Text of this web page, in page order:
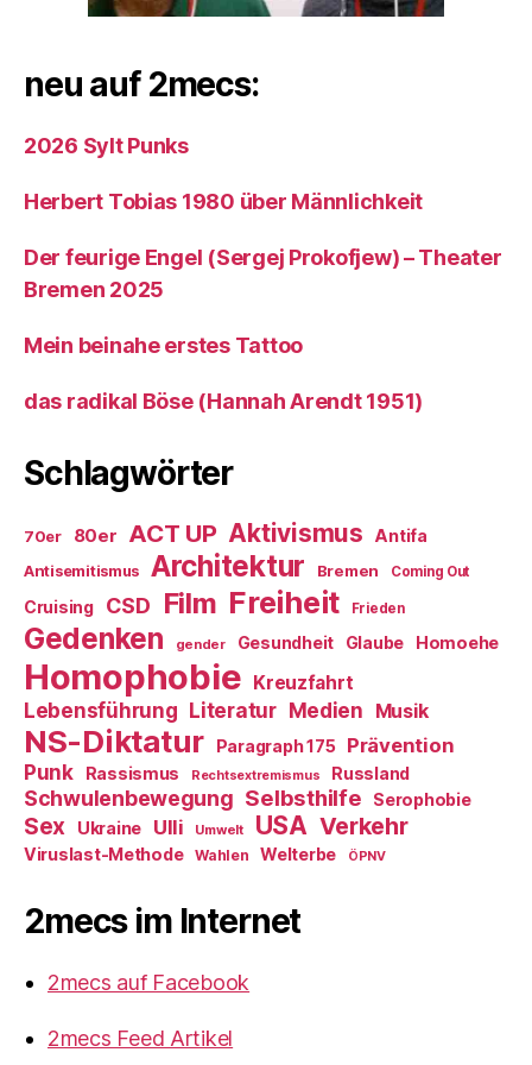
neu auf 2mecs:
2026 Sylt Punks
Herbert Tobias 1980 über Männlichkeit
Der feurige Engel (Sergej Prokofjew) – Theater
Bremen 2025
Mein beinahe erstes Tattoo
das radikal Böse (Hannah Arendt 1951)
Schlagwörter
70er 80er ACT UP Aktivismus Antifa
Antisemitismus Architektur Bremen Coming Out
Cruising CSD Film Freiheit Frieden
Gedenken gender Gesundheit Glaube Homoehe
Homophobie Kreuzfahrt
Lebensführung Literatur Medien Musik
NS-Diktatur Paragraph 175
Prävention
Punk
Rassismus Rechtsextremismus Russland
Schwulenbewegung Selbsthilfe Serophobie
Sex Ukraine Ulli Umwelt USA Verkehr
Viruslast-Methode Wahlen Welterbe ÖPNV
2mecs im Internet
2mecs auf Facebook
2mecs Feed Artikel